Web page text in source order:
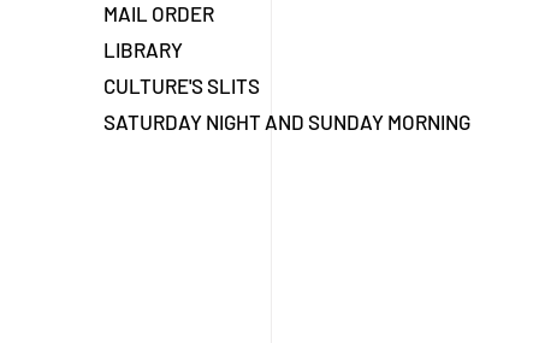
MAIL ORDER
LIBRARY
CULTURE'S SLITS
SATURDAY NIGHT AND SUNDAY MORNING